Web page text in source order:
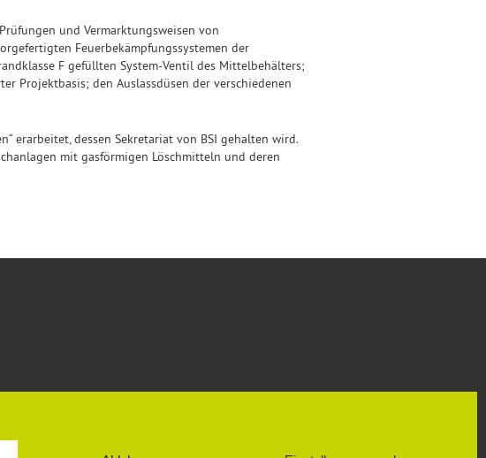
und Vermarktungsweisen von
Feuerbekämpfungssystemen der
F gefüllten System-Ventil des Mittelbehälters;
Projektbasis; den Auslassdüsen der verschiedenen
erarbeitet, dessen Sekretariat von BSI gehalten wird.
mit gasförmigen Löschmitteln und deren